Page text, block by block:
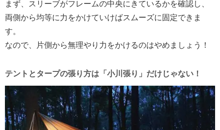
まず、スリーブがフレームの中央にきているかを確認し、
両側から均等に力をかけていけばスムーズに固定できま
す。
なので、片側から無理やり力をかけるのはやめましょう！
テントとタープの張り方は「小川張り」だけじゃない！